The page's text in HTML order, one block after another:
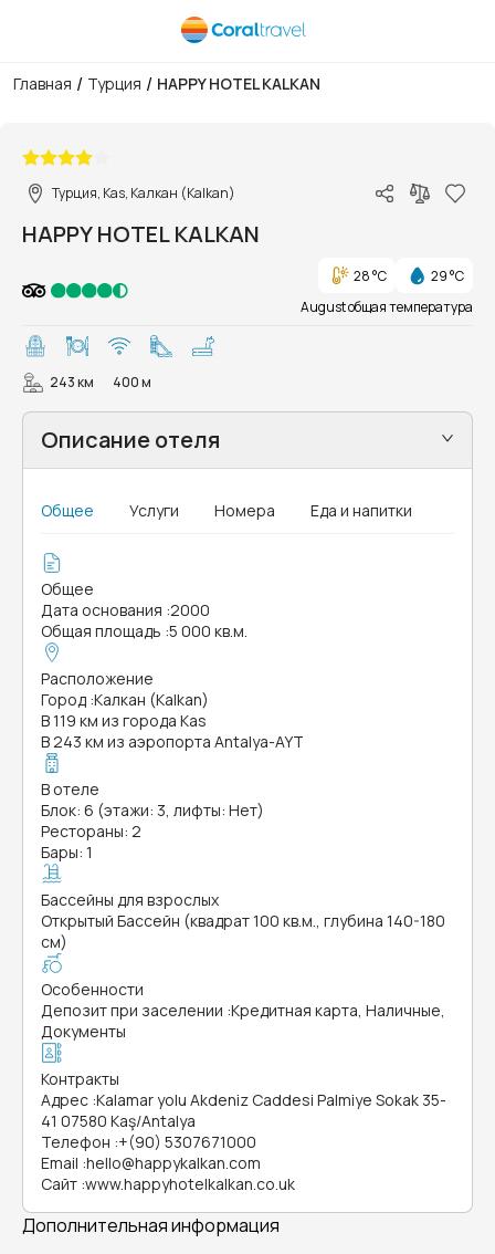
Главная / Турция / HAPPY HOTEL KALKAN
Турция, Kas, Калкан (Kalkan)
HAPPY HOTEL KALKAN
28 °C
29 °C
August общая температура
243 км 400 м
Описание отеля
Общее Услуги Номера Еда и напитки
Общее
Дата основания :2000
Общая площадь :5 000 кв.м.
Расположение
Город :Калкан (Kalkan)
В 119 км из города Kas
В 243 км из аэропорта Antalya-AYT
В отеле
Блок: 6 (этажи: 3, лифты: Нет)
Рестораны: 2
Бары: 1
Бассейны для взрослых
Открытый Бассейн (квадрат 100 кв.м., глубина 140-180
см)
Особенности
Депозит при заселении :Кредитная карта, Наличные,
Документы
Контракты
Адрес :Kalamar yolu Akdeniz Caddesi Palmiye Sokak 35-
41 07580 Kaş/Antalya
Телефон :+(90) 5307671000
Email :hello@happykalkan.com
Сайт :www.happyhotelkalkan.co.uk
Дополнительная информация